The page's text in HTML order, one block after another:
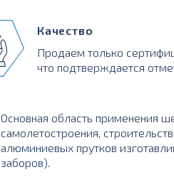
Качество
Продаем только
что подтверждается
Основная область применения
самолетостроения,
алюминиевых прутков
заборов).